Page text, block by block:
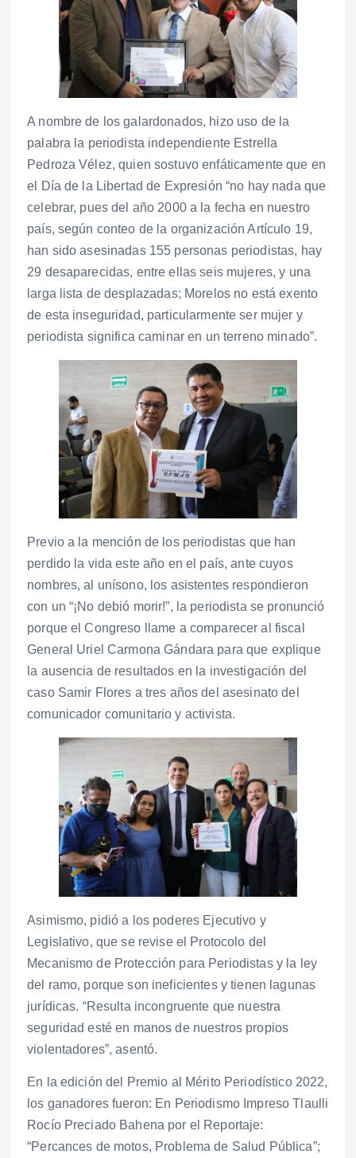
A nombre de los galardonados, hizo uso de la
palabra la periodista independiente Estrella
Pedroza Vélez, quien sostuvo enfáticamente que en
el Día de la Libertad de Expresión “no hay nada que
celebrar, pues del año 2000 a la fecha en nuestro
país, según conteo de la organización Artículo 19,
han sido asesinadas 155 personas periodistas, hay
29 desaparecidas, entre ellas seis mujeres, y una
larga lista de desplazadas; Morelos no está exento
de esta inseguridad, particularmente ser mujer y
periodista significa caminar en un terreno minado”.
Previo a la mención de los periodistas que han
perdido la vida este año en el país, ante cuyos
nombres, al unísono, los asistentes respondieron
con un “¡No debió morir!”, la periodista se pronunció
porque el Congreso llame a comparecer al fiscal
General Uriel Carmona Gándara para que explique
la ausencia de resultados en la investigación del
caso Samir Flores a tres años del asesinato del
comunicador comunitario y activista.
Asimismo, pidió a los poderes Ejecutivo y
Legislativo, que se revise el Protocolo del
Mecanismo de Protección para Periodistas y la ley
del ramo, porque son ineficientes y tienen lagunas
jurídicas. “Resulta incongruente que nuestra
seguridad esté en manos de nuestros propios
violentadores”, asentó.
En la edición del Premio al Mérito Periodístico 2022,
los ganadores fueron: En Periodismo Impreso Tlaulli
Rocío Preciado Bahena por el Reportaje:
“Percances de motos, Problema de Salud Pública”;